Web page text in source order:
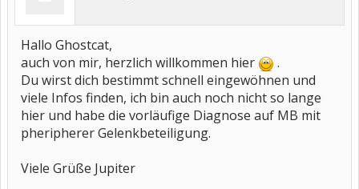
Hallo Ghostcat,
auch von mir, herzlich willkommen hier
.
Du wirst dich bestimmt schnell eingewöhnen und
viele Infos finden, ich bin auch noch nicht so lange
hier und habe die vorläufige Diagnose auf MB mit
pheripherer Gelenkbeteiligung.
Viele Grüße Jupiter